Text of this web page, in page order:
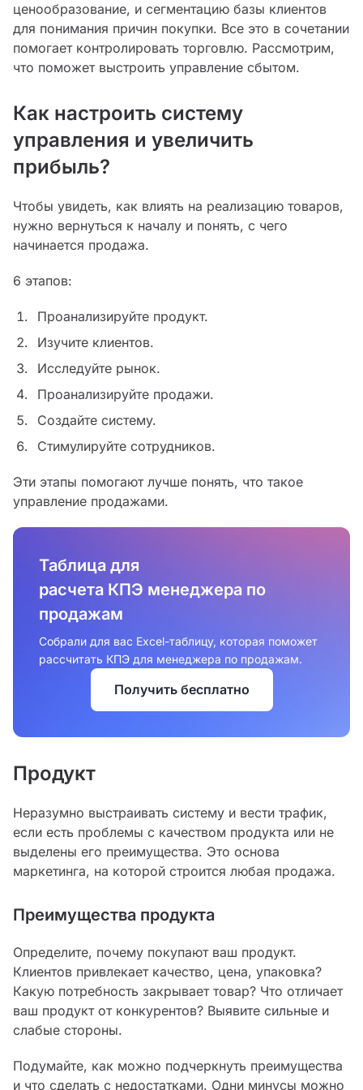
ценообразование, и сегментацию базы клиентов
для понимания причин покупки. Все это в сочетании
помогает контролировать торговлю. Рассмотрим,
что поможет выстроить управление сбытом.
Как настроить систему
управления и увеличить
прибыль?
Чтобы увидеть, как влиять на реализацию товаров,
нужно вернуться к началу и понять, с чего
начинается продажа.
6 этапов:
Проанализируйте продукт.
Изучите клиентов.
Исследуйте рынок.
Проанализируйте продажи.
Создайте систему.
Стимулируйте сотрудников.
Эти этапы помогают лучше понять, что такое
управление продажами.
Таблица для
расчета КПЭ менеджера по
продажам
Собрали для вас Excel-таблицу, которая поможет
рассчитать КПЭ для менеджера по продажам.
Получить бесплатно
Продукт
Неразумно выстраивать систему и вести трафик,
если есть проблемы с качеством продукта или не
выделены его преимущества. Это основа
маркетинга, на которой строится любая продажа.
Преимущества продукта
Определите, почему покупают ваш продукт.
Клиентов привлекает качество, цена, упаковка?
Какую потребность закрывает товар? Что отличает
ваш продукт от конкурентов? Выявите сильные и
слабые стороны.
Подумайте, как можно подчеркнуть преимущества
и что сделать с недостатками. Одни минусы можно